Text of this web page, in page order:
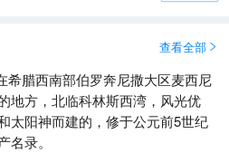
查看全部 
希腊西南部伯罗奔尼撒大区麦西尼
地方，北临科林斯西湾，风光优
太阳神而建的，修于公元前5世纪
录。